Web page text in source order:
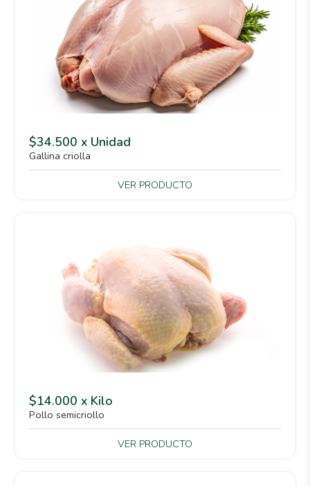
$34.500 x Unidad
Gallina criolla
VER PRODUCTO
$14.000 x Kilo
Pollo semicriollo
VER PRODUCTO